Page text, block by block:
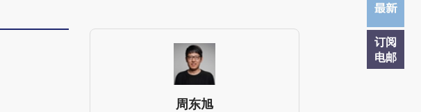
订阅
电邮
周东旭